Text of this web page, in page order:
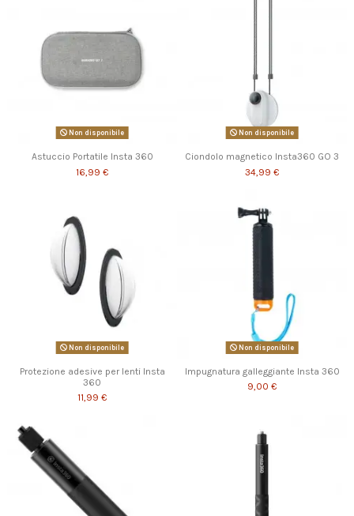
Non disponibile
Astuccio Portatile Insta 360
16,99 €
Non disponibile
Ciondolo magnetico Insta360 GO 3
34,99 €
Non disponibile
Protezione adesive per lenti Insta
360
11,99 €
Non disponibile
Impugnatura galleggiante Insta 360
9,00 €